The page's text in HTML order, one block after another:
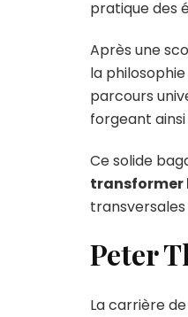
pratique des
Après une
la
parcours
forgeant
Ce solide
transformer
Peter
La carrière